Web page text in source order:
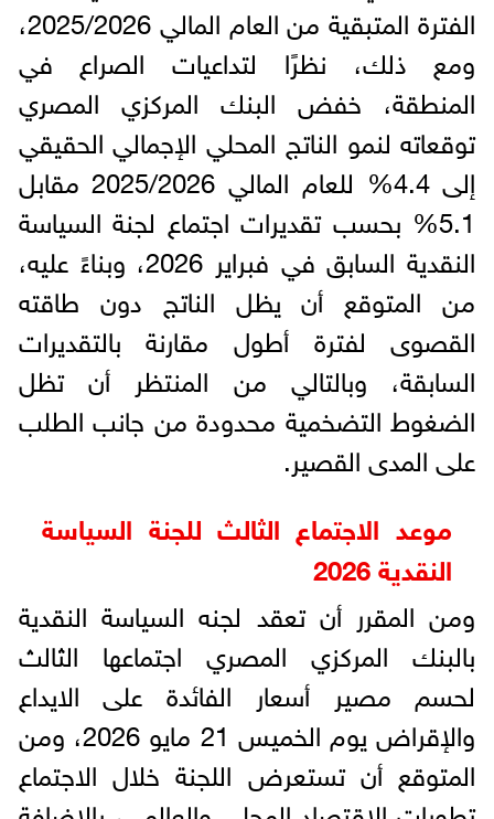
الفترة المتبقية من العام المالي 2025/2026،
ومع ذلك، نظرًا لتداعيات الصراع في
المنطقة، خفض البنك المركزي المصري
توقعاته لنمو الناتج المحلي الإجمالي الحقيقي
إلى 4.4% للعام المالي 2025/2026 مقابل
5.1% بحسب تقديرات اجتماع لجنة السياسة
النقدية السابق في فبراير 2026، وبناءً عليه،
من المتوقع أن يظل الناتج دون طاقته
القصوى لفترة أطول مقارنة بالتقديرات
السابقة، وبالتالي من المنتظر أن تظل
الضغوط التضخمية محدودة من جانب الطلب
على المدى القصير.
موعد الاجتماع الثالث للجنة السياسة
النقدية 2026
ومن المقرر أن تعقد لجنه السياسة النقدية
بالبنك المركزي المصري اجتماعها الثالث
لحسم مصير أسعار الفائدة على الايداع
والإقراض يوم الخميس 21 مايو 2026، ومن
المتوقع أن تستعرض اللجنة خلال الاجتماع